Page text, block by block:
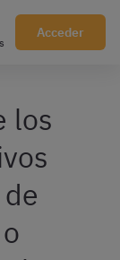
Acceder
los